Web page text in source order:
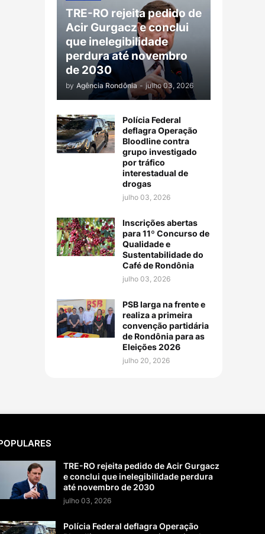
TRE-RO rejeita pedido de
Acir Gurgacz e conclui
que inelegibilidade
perdura até novembro
de 2030
by Agência Rondônia - julho 03, 2026
Polícia Federal
deflagra Operação
Bloodline contra
grupo investigado
por tráfico
interestadual de
drogas
julho 03, 2026
Inscrições abertas
para 11º Concurso de
Qualidade e
Sustentabilidade do
Café de Rondônia
julho 03, 2026
PSB larga na frente e
realiza a primeira
convenção partidária
de Rondônia para as
Eleições 2026
julho 20, 2026
TRE-RO rejeita pedido de Acir Gurgacz
e conclui que inelegibilidade perdura
até novembro de 2030
julho 03, 2026
Polícia Federal deflagra Operação